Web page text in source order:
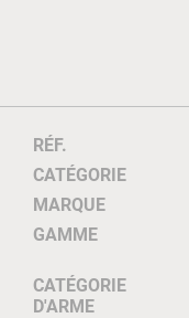
RÉF.
CATÉGORIE
MARQUE
GAMME
CATÉGORIE
D'ARME